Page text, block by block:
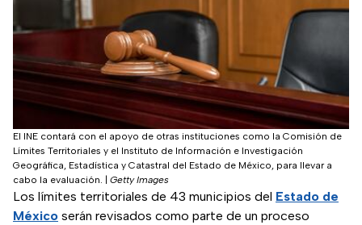
El INE contará con el apoyo de otras instituciones como la Comisión de
Límites Territoriales y el Instituto de Información e Investigación
Geográfica, Estadística y Catastral del Estado de México, para llevar a
cabo la evaluación.
Getty Images
Los límites territoriales de 43 municipios del Estado de
México serán revisados como parte de un proceso